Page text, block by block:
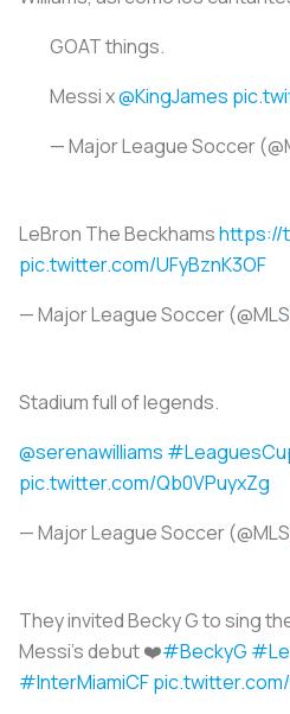
GOAT things.
Messi x@KingJames
— Major League Soccer
LeBron The Beckhamshttps://
pic.twitter.com/UFyBznK3OF
— Major League Soccer
Stadium full of legends.
@serenawilliams
pic.twitter.com/Qb0VPuyxZg
— Major League Soccer
They invited Becky G to sing
Messi’s debut ❤️#BeckyG
#InterMiamiCF